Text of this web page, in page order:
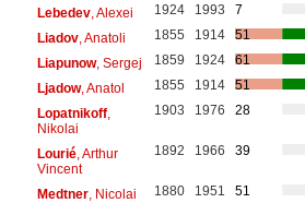
Lebedev, Alexei 1924 1993
7
Liadov, Anatoli 1855 1914
51
Liapunow, Sergej 1859 1924
61
Ljadow, Anatol 1855 1914
51
Lopatnikoff,
Nikolai
1903 1976 28
Lourié, Arthur
Vincent
1892 1966 39
Medtner, Nicolai 1880 1951
51